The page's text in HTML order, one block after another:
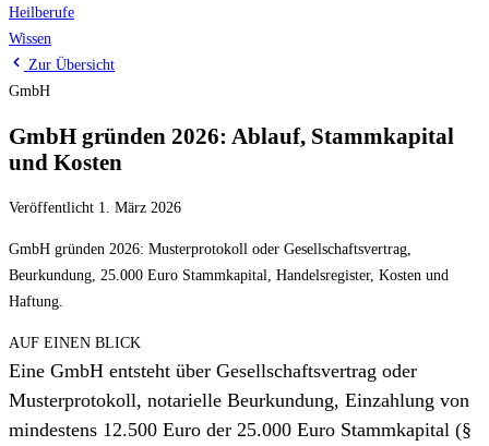
Heilberufe
Wissen
Zur Übersicht
GmbH
GmbH gründen 2026: Ablauf, Stammkapital
und Kosten
Veröffentlicht 1. März 2026
GmbH gründen 2026: Musterprotokoll oder Gesellschaftsvertrag,
Beurkundung, 25.000 Euro Stammkapital, Handelsregister, Kosten und
Haftung.
AUF EINEN BLICK
Eine GmbH entsteht über Gesellschaftsvertrag oder
Musterprotokoll, notarielle Beurkundung, Einzahlung von
mindestens 12.500 Euro der 25.000 Euro Stammkapital (§